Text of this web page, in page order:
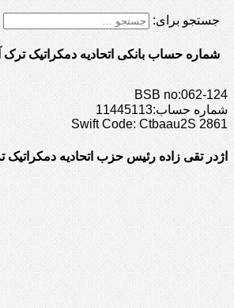
جستجو برای:
شماره حساب بانکی اتحادیه دمکراتیک ترک
BSB no:062-124
شماره حساب:11445113
Swift Code: Ctbaau2S 2861
اژدر تقی زاده رئیس حزب اتحادیه دمکراتیک